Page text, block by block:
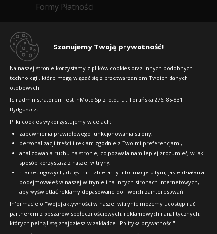
Szanujemy Twoją prywatność!
Na naszej stronie korzystamy z plików cookies oraz innych podobnych
technologii, które mogą wiązać się z przetwarzaniem Twoich danych
osobowych.
Ich administratorem jest InMoto Sp z .o.o., ul. Toruńska 276, 85-831
Bydgoszcz.
Pliki cookies wykorzystujemy w celach:
zapewnienia prawidłowego funkcjonowania strony,
personalizacji treści i reklam zgodnie z Twoimi preferencjami,
analizowania ruchu na stronie, co pozwala nam lepiej zrozumieć, w jaki
sposób korzystasz z naszej witryny,
marketingowych, dzięki nim zbieramy informacje o tym, jakie działania
podejmowałeś w naszej witrynie i na innych stronach internetowych,
aby wyświetlać reklamy dopasowane do Twoich zainteresowań.
Informacje o Twojej aktywności w naszej witrynie możemy udostępniać
partnerom z obszarów społecznościowych, reklamowych i analitycznych,
których pełną listę znajdziesz w zakładce "Polityka prywatności".
Formy Płatności
Dlaczego warto kupić w 24opony.pl
Raty
FAQ
OFICJALNY PARTNER